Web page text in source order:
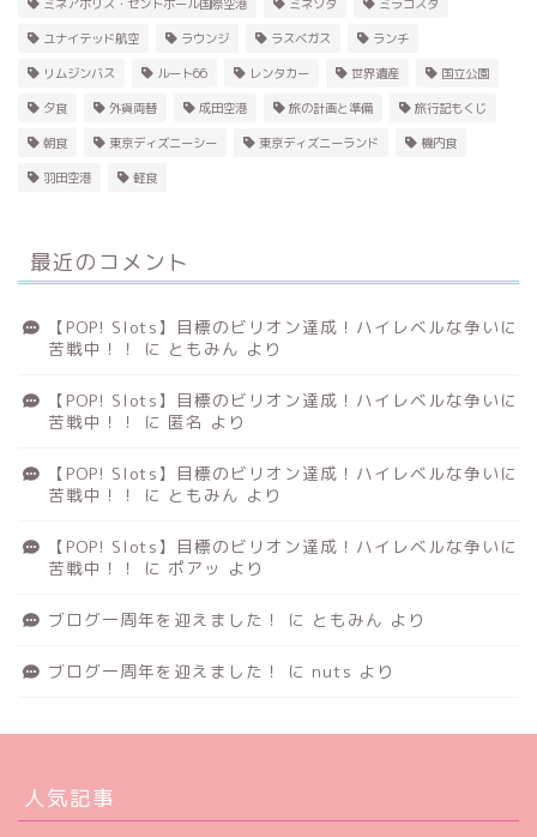
ユナイテッド航空 ラウンジ ラスベガス ランチ
リムジンバス ルート66 レンタカー 世界遺産 国立公園
夕食 外貨両替 成田空港 旅の計画と準備 旅行記もくじ
朝食 東京ディズニーシー 東京ディズニーランド 機内食
羽田空港 軽食
最近のコメント
【POP! Slots】目標のビリオン達成！ハイレベルな争いに
苦戦中！！
に ともみん より
【POP! Slots】目標のビリオン達成！ハイレベルな争いに
苦戦中！！
に 匿名 より
【POP! Slots】目標のビリオン達成！ハイレベルな争いに
苦戦中！！
に ともみん より
【POP! Slots】目標のビリオン達成！ハイレベルな争いに
苦戦中！！
に ポアッ より
ブログ一周年を迎えました！ に ともみん より
ブログ一周年を迎えました！ に nuts より
人気記事